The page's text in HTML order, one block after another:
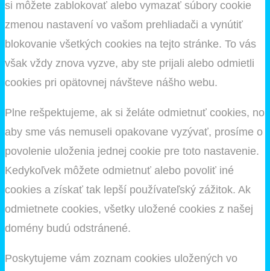
si môžete zablokovať alebo vymazať súbory cookie
zmenou nastavení vo vašom prehliadači a vynútiť
blokovanie všetkých cookies na tejto stránke. To vás
však vždy znova vyzve, aby ste prijali alebo odmietli
cookies pri opätovnej návšteve nášho webu.
Plne rešpektujeme, ak si želáte odmietnuť cookies, no
aby sme vás nemuseli opakovane vyzývať, prosíme o
povolenie uloženia jednej cookie pre toto nastavenie.
Kedykoľvek môžete odmietnuť alebo povoliť iné
cookies a získať tak lepší používateľský zážitok. Ak
odmietnete cookies, všetky uložené cookies z našej
domény budú odstránené.
Poskytujeme vám zoznam cookies uložených vo